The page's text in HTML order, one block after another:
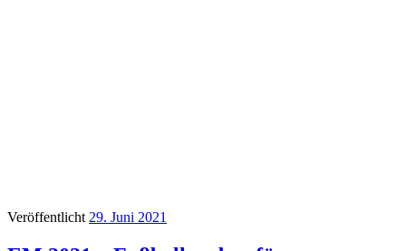
Veröffentlicht 29. Juni 2021